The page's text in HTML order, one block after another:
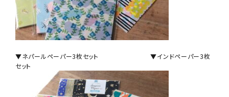
▼ネパールペーパー3枚セット ▼インドペーパー3枚
セット